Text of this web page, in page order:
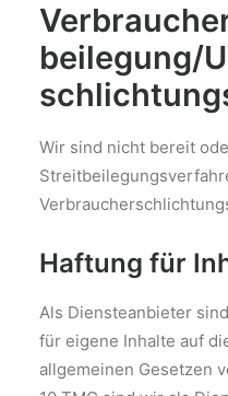
beilegung/
Wir sind nicht bereit
Haftung für
Als Diensteanbieter
für eigene Inhalte auf
allgemeinen Gesetzen